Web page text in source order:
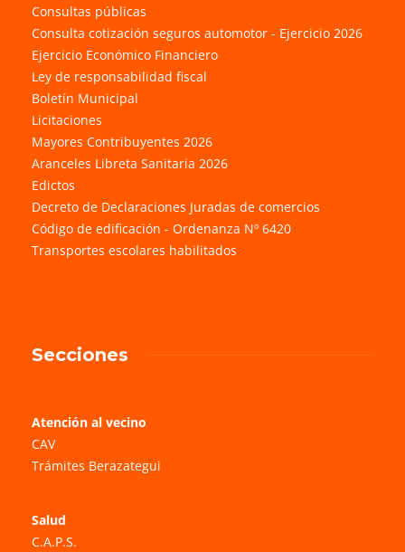
Consultas públicas
Consulta cotización seguros automotor - Ejercicio 2026
Ejercicio Económico Financiero
Ley de responsabilidad fiscal
Boletín Municipal
Licitaciones
Mayores Contribuyentes 2026
Aranceles Libreta Sanitaria 2026
Edictos
Decreto de Declaraciones Juradas de comercios
Código de edificación - Ordenanza Nº 6420
Transportes escolares habilitados
Secciones
Atención al vecino
CAV
Trámites Berazategui
Salud
C.A.P.S.